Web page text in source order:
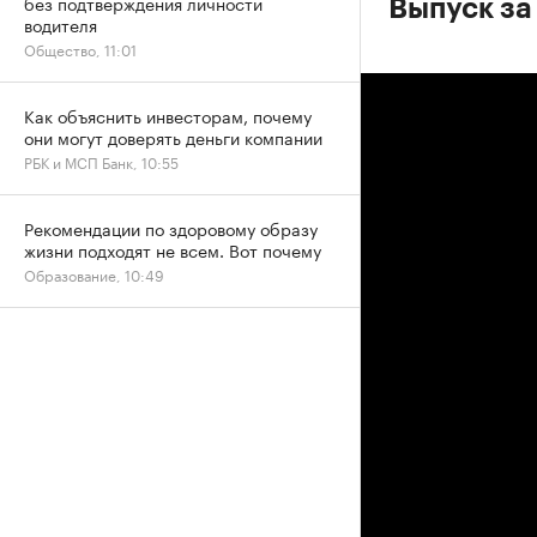
Выпуск
водителя
Общество, 11:01
Как объяснить инвесторам, почему
они могут доверять деньги компании
РБК и МСП Банк, 10:55
Рекомендации по здоровому образу
жизни подходят не всем. Вот почему
Образование, 10:49